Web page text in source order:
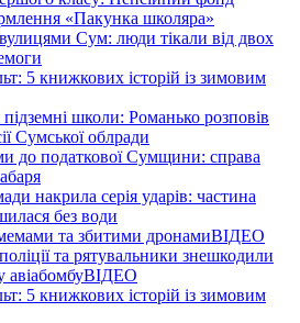
«Пакунка школяра»
Сум: люди тікали від двох
5 книжкових історій із зимовим
підземні школи: Романько розповів
Сумської облради
до податкової Сумщини: справа
накрила серія ударів: частина
без води
та збитими дронамиВІДЕО
та рятувальники знешкодили
авіабомбуВІДЕО
5 книжкових історій із зимовим